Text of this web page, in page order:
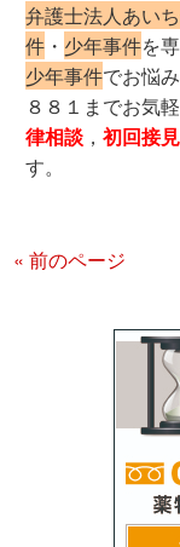
弁護士法人あい
件 ・ 少年事件を
少年事件でお悩
８８１までお気
律相談 ，初回接
す。
« 前のページ